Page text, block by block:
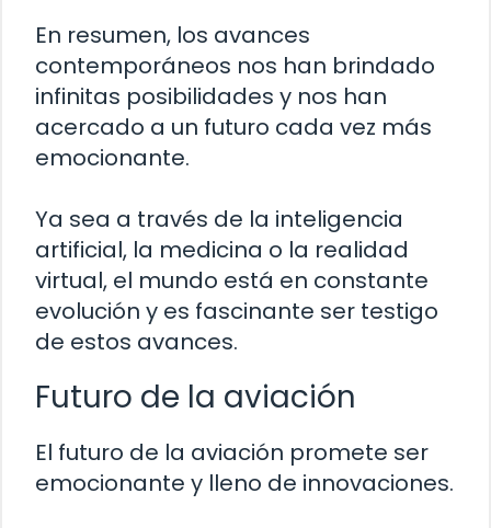
En resumen, los avances
contemporáneos nos han brindado
infinitas posibilidades y nos han
acercado a un futuro cada vez más
emocionante.
Ya sea a través de la inteligencia
artificial, la medicina o la realidad
virtual, el mundo está en constante
evolución y es fascinante ser testigo
de estos avances.
Futuro de la aviación
El futuro de la aviación promete ser
emocionante y lleno de innovaciones.